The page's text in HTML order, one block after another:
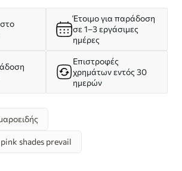
Έτοιμο για παράδοση
σε 1–3 εργάσιμες
ημέρες
Επιστροφές
χρημάτων εντός 30
ημερών
shades prevail